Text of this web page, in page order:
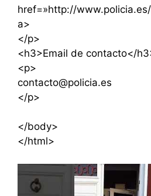
href=»http://
a>
</p>
<h3>Email de contacto</
<p>
contacto@policia.es
</p>
</body>
</html>